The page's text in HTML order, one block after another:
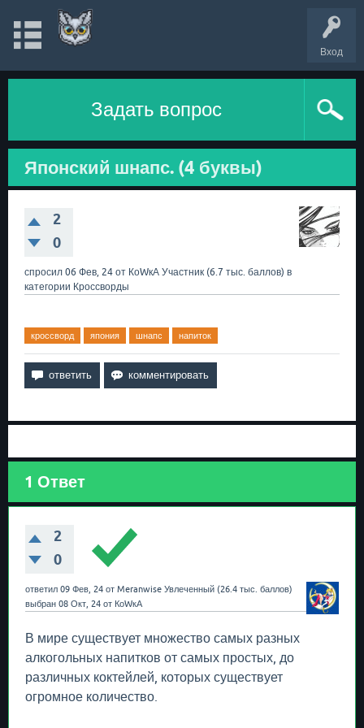
Вход
Задать вопрос
Японский шнапс. (4 буквы)
2
0
спросил 06 Фев, 24 от КоWкА Участник (6.7 тыс. баллов) в
категории Кроссворды
кроссворд япония шнапс напиток
1 Ответ
2
0
ответил 09 Фев, 24 от Meranwise Увлеченный (26.4 тыс. баллов)
выбран 08 Окт, 24 от КоWкА
В мире существует множество самых разных
алкогольных напитков от самых простых, до
различных коктейлей, которых существует
огромное количество.